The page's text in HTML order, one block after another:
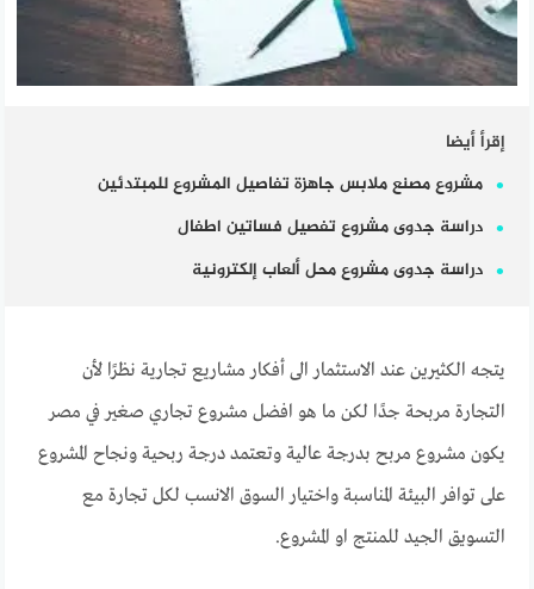
إقرأ أيضا
مشروع مصنع ملابس جاهزة تفاصيل المشروع للمبتدئين
دراسة جدوى مشروع تفصيل فساتين اطفال
دراسة جدوى مشروع محل ألعاب إلكترونية
يتجه الكثيرين عند الاستثمار الى أفكار مشاريع تجارية نظرًا لأن
التجارة مربحة جدًا لكن ما هو افضل مشروع تجاري صغير في مصر
يكون مشروع مربح بدرجة عالية وتعتمد درجة ربحية ونجاح المشروع
على توافر البيئة المناسبة واختيار السوق الانسب لكل تجارة مع
التسويق الجيد للمنتج او المشروع.